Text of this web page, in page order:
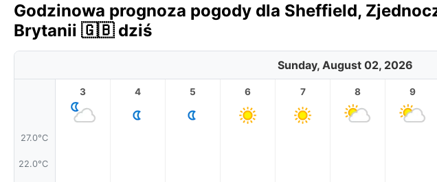
Godzinowa prognoza pogody dla Sheffield,
Brytanii 🇬🇧 dziś
Sunday, August 02, 2026
27.0°C
22.0°C
3 4 5 6 7 8 9